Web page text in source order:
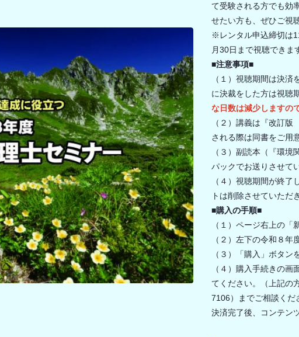
て受験される方でも効
せたい方も、ぜひご視
※レンタル申込締切は
月30日まで視聴できま
■注意事項■
（１）視聴期間は決
に決裁をした方は視聴
な日数は減少しますの
（２）講義は『改訂
される際は同書をご用
（３）副読本（『環
パックでお送りさせて
（４）視聴期間が終
トは削除させていただ
■購入の手順■
（１）ページ右上の「
（２）左下の令和８年
（３）「購入」ボタン
（４）購入手続きの
てください。（上記の
7106）までご相談くだ
決済完了後、コンテン